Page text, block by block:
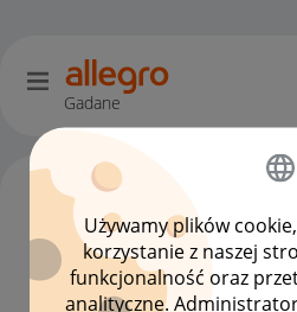
Używamy plików
korzystanie z naszej
funkcjonalność oraz
analityczne.
Gadane